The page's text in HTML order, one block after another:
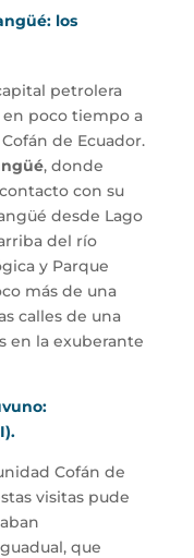
los
petrolera
en poco tiempo a
de Ecuador.
, donde
con su
desde Lago
del río
y Parque
más de una
calles de una
en la exuberante
Cofán de
visitas pude
que